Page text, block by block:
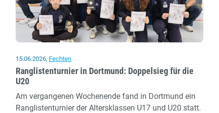
15.06.2026, Fechten
Ranglistenturnier in Dortmund: Doppelsieg für die
U20
Am vergangenen Wochenende fand in Dortmund ein
Ranglistenturnier der Altersklassen U17 und U20 statt.